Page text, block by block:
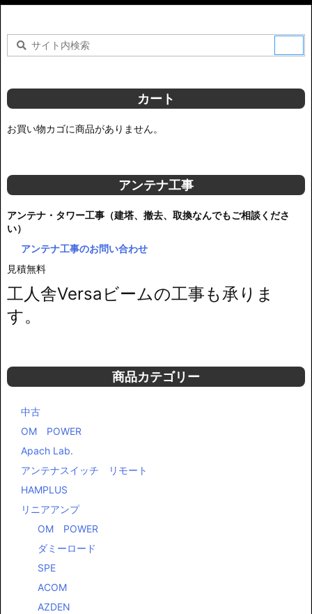
カート
お買い物カゴに商品がありません。
アンテナ工事
アンテナ・タワー工事（建塔、撤去、取換なんでもご相談くださ
い）
アンテナ工事のお問い合わせ
見積無料
工人舎Versaビームの工事も承りま
す。
商品カテゴリー
中古
OM POWER
Apach Lab.
アンテナスイッチ リモート
HAMPLUS
リニアアンプ
OM POWER
ダミーロード
SPE
ACOM
AZDEN